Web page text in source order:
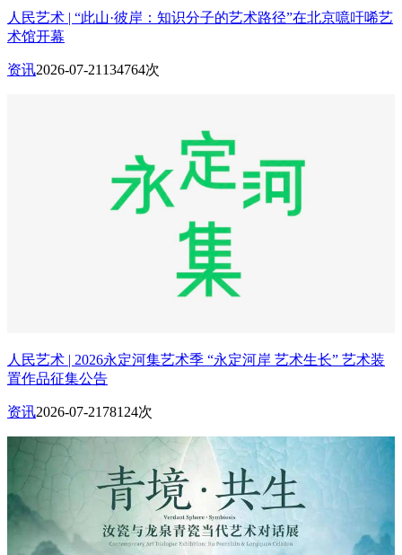
人民艺术 | “此山·彼岸：知识分子的艺术路径”在北京噫吁唏艺
术馆开幕
资讯2026-07-21 134764次
人民艺术 | 2026永定河集艺术季 “永定河岸 艺术生长” 艺术装
置作品征集公告
资讯2026-07-21 78124次